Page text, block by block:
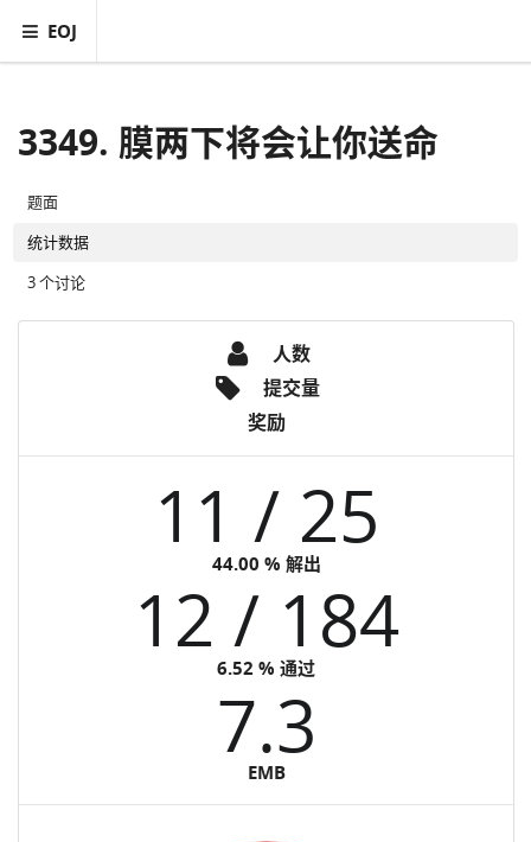
EOJ
3349. 膜两下将会让你送命
题面
统计数据
3 个讨论
人数
提交量
奖励
11 / 25
44.00 % 解出
12 / 184
6.52 % 通过
7.3
EMB